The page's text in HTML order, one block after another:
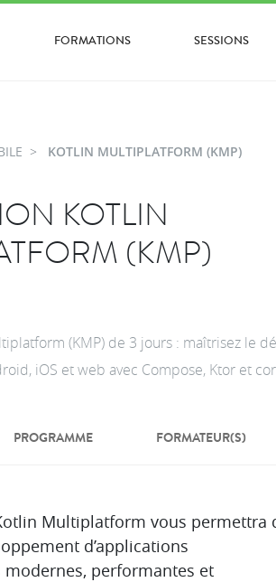
FORMATIONS SESSIONS
KOTLIN MULTIPLATFORM (KMP)
KOTLIN
(KMP)
(KMP) de 3 jours : maîtrisez le
iOS et web avec Compose, Ktor et
PROGRAMME FORMATEUR(S)
Multiplatform vous permettra
d’applications
performantes et